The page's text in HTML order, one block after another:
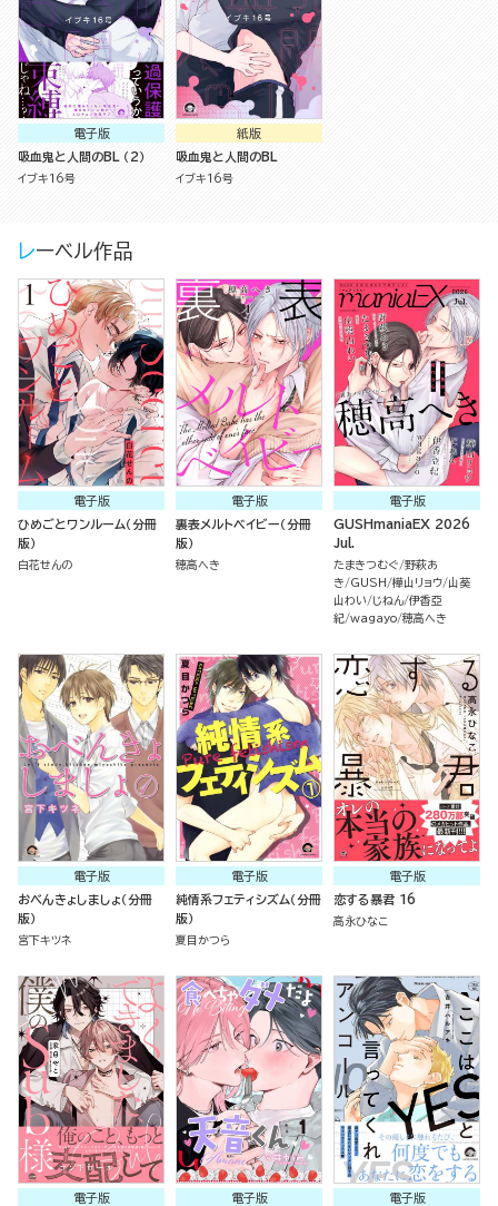
電子版
吸血鬼と人間のBL （2）
イブキ16号
紙版
吸血鬼と人間のBL
イブキ16号
レーベル作品
電子版
ひめごとワンルーム（分冊
版）
白花せんの
電子版
裏表メルトベイビー（分冊
版）
穂高へき
電子版
GUSHmaniaEX 2026
Jul.
たまきつむぐ 野萩あ
き
GUSH 樺山リョウ 山葵
山わい
じねん 伊香亞
紀 wagayo 穂高へき
電子版
おべんきょしましょ（分冊
版）
宮下キツネ
電子版
純情系フェティシズム（分冊
版）
夏目かつら
電子版
恋する暴君 16
高永ひなこ
電子版
電子版
電子版